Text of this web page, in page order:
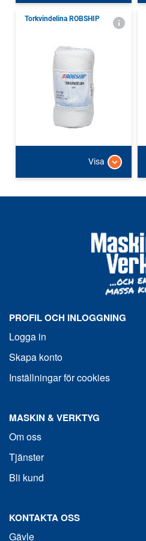
Torkvindelina ROBSHIP
Visa
PROFIL OCH INLOGGNING
Logga in
Skapa konto
Inställningar för cookies
MASKIN & VERKTYG
Om oss
Tjänster
Bli kund
KONTAKTA OSS
Gävle